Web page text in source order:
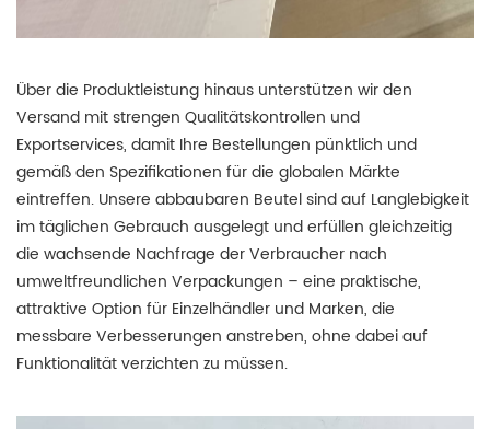
Über die Produktleistung hinaus unterstützen wir den
Versand mit strengen Qualitätskontrollen und
Exportservices, damit Ihre Bestellungen pünktlich und
gemäß den Spezifikationen für die globalen Märkte
eintreffen. Unsere abbaubaren Beutel sind auf Langlebigkeit
im täglichen Gebrauch ausgelegt und erfüllen gleichzeitig
die wachsende Nachfrage der Verbraucher nach
umweltfreundlichen Verpackungen – eine praktische,
attraktive Option für Einzelhändler und Marken, die
messbare Verbesserungen anstreben, ohne dabei auf
Funktionalität verzichten zu müssen.